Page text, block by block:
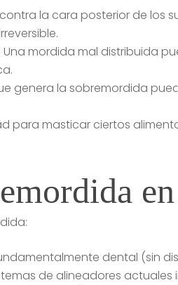
la cara posterior de los
Una mordida mal distribuida
genera la sobremordida
para masticar ciertos
dental (sin
de alineadores actuales